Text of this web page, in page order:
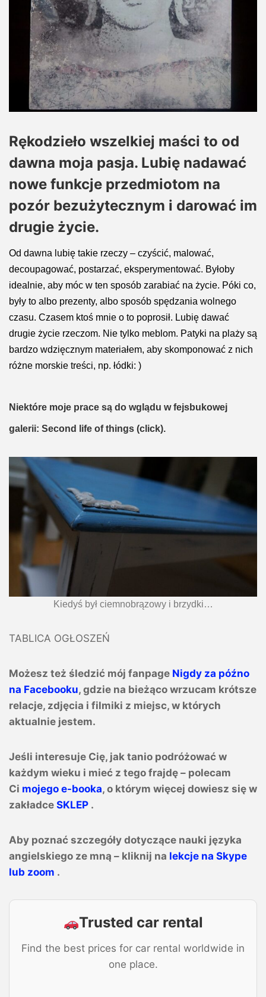
Rękodzieło wszelkiej maści to od
dawna moja pasja. Lubię nadawać
nowe funkcje przedmiotom na
pozór bezużytecznym i darować im
drugie życie.
Od dawna lubię takie rzeczy – czyścić, malować,
decoupagować, postarzać, eksperymentować. Byłoby
idealnie, aby móc w ten sposób zarabiać na życie. Póki co,
były to albo prezenty, albo sposób spędzania wolnego
czasu. Czasem ktoś mnie o to poprosił. Lubię dawać
drugie życie rzeczom. Nie tylko meblom. Patyki na plaży są
bardzo wdzięcznym materiałem, aby skomponować z nich
różne morskie treści, np. łódki: )
Niektóre moje prace są do wglądu w fejsbukowej
galerii: Second life of things (click).
Kiedyś był ciemnobrązowy i brzydki…
TABLICA OGŁOSZEŃ
Możesz też śledzić mój fanpage Nigdy za późno
na Facebooku, gdzie na bieżąco wrzucam krótsze
relacje, zdjęcia i filmiki z miejsc, w których
aktualnie jestem.
Jeśli interesuje Cię, jak tanio podróżować w
każdym wieku i mieć z tego frajdę – polecam
Ci mojego e-booka, o którym więcej dowiesz się w
zakładce SKLEP .
Aby poznać szczegóły dotyczące nauki języka
angielskiego ze mną – kliknij na lekcje na Skype
lub zoom .
Trusted car rental
Find the best prices for car rental worldwide in
one place.